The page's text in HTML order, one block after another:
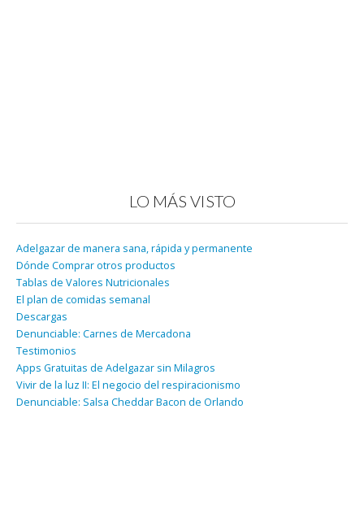
LO MÁS VISTO
Adelgazar de manera sana, rápida y permanente
Dónde Comprar otros productos
Tablas de Valores Nutricionales
El plan de comidas semanal
Descargas
Denunciable: Carnes de Mercadona
Testimonios
Apps Gratuitas de Adelgazar sin Milagros
Vivir de la luz II: El negocio del respiracionismo
Denunciable: Salsa Cheddar Bacon de Orlando